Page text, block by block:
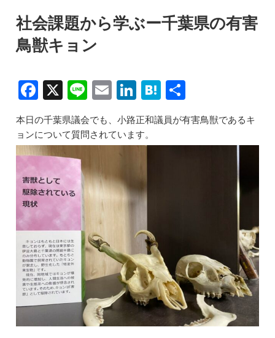
社会課題から学ぶー千葉県の有害
鳥獣キョン
F
a
c
e
b
o
o
k
X Li
n
e
E
m
ai
l
Li
n
k
e
n
H
at
e
n
有
本日の千葉県議会でも、小路正和議員が有害鳥獣であるキ
ョンについて質問されています。